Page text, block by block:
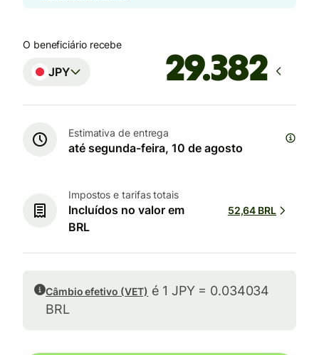
O beneficiário recebe
JPY
Estimativa de entrega
até segunda-feira, 10 de agosto
Impostos e tarifas totais
Incluídos no valor em
BRL
52,64 BRL
Câmbio efetivo (VET) é 1 JPY = 0.034034
BRL